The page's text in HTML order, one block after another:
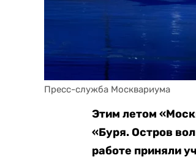
Пресс-служба Москвариума
Этим летом
«Буря. Остров
работе приняли